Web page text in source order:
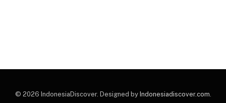
© 2026 IndonesiaDiscover. Designed by Indonesiadiscover.com.